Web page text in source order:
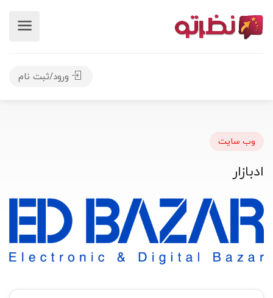
ورود/ثبت نام
وب سایت
ادبازار